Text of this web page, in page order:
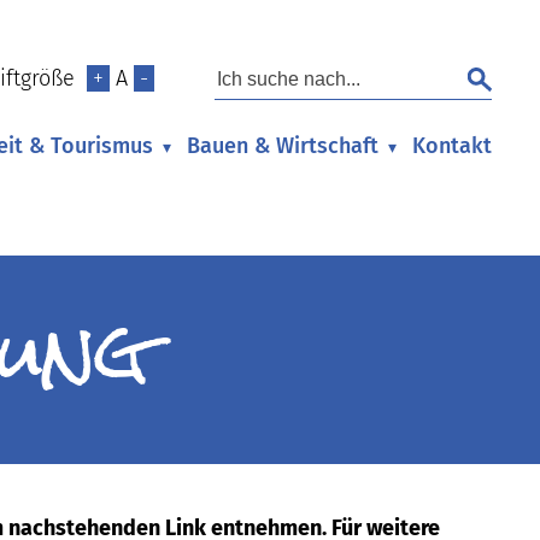
+ A -
& Tourismus ▾ Bauen & Wirtschaft ▾ Kontakt
Link entnehmen. Für weitere